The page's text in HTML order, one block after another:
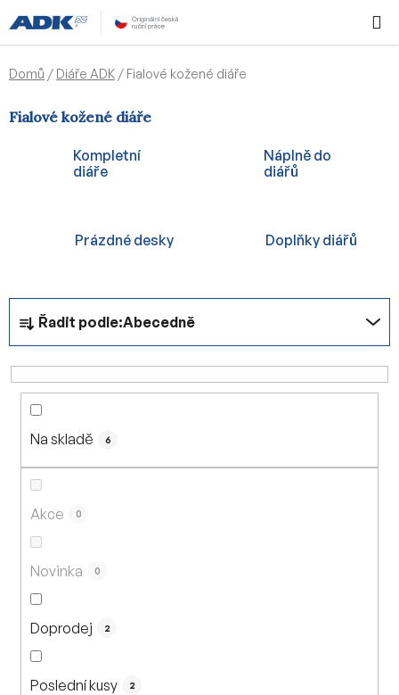
na
obsah
KOŠÍK
Domů / Diáře ADK / Fialové kožené diáře
Fialové kožené diáře
Kompletní
diáře
Náplně do
diářů
Prázdné desky Doplňky diářů
Ř
z
e
n
Řadit podle:Abecedně
Na skladě 6
Akce 0
Novinka 0
Doprodej 2
Poslední kusy 2